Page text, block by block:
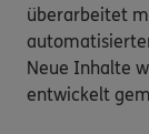
überarbeitet
Neue Inhalte
entwickelt